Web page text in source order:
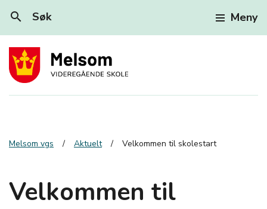
search Søk Meny
Melsom vgs Aktuelt Velkommen til skolestart
Velkommen til